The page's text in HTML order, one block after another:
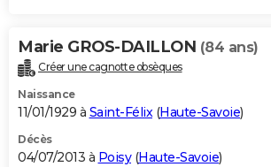
Marie GROS-DAILLON (84 ans)
Créer une cagnotte obsèques
Naissance
11/01/1929 à Saint-Félix(Haute-Savoie)
Décès
04/07/2013 à Poisy(Haute-Savoie)